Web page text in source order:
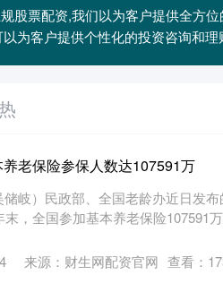
股票配资,我们以为客户提供全方
为客户提供个性化的投资咨询和理
老保险参保人数达107591万
岐）民政部、全国老龄办近日发
，全国参加基本养老保险107591
来源：财生网配资官网 查看：